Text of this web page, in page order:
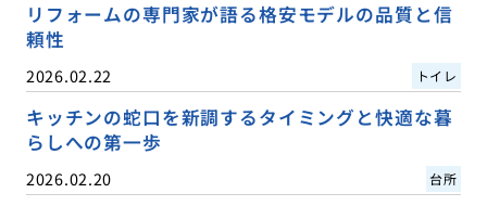
リフォームの専門家が語る格安モデルの品質と信
頼性
2026.02.22 トイレ
キッチンの蛇口を新調するタイミングと快適な暮
らしへの第一歩
2026.02.20 台所